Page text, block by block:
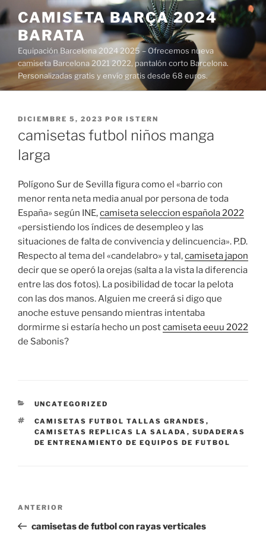
Saltar
al
contenido
CAMISETA BARÇA 2024
BARATA
Equipación Barcelona 2024 2025 – Ofrecemos nueva
camiseta Barcelona 2021 2022, pantalón corto Barcelona.
Personalizadas gratis y envío gratis desde 68 euros.
PUBLICADO
DICIEMBRE 5, 2023 POR ISTERN
camisetas futbol niños manga
larga
Polígono Sur de Sevilla figura como el «barrio con
menor renta neta media anual por persona de toda
España» según INE,camiseta seleccion española 2022
«persistiendo los índices de desempleo y las
situaciones de falta de convivencia y delincuencia». P.D.
Respecto al tema del «candelabro» y tal,camiseta japon
decir que se operó la orejas (salta a la vista la diferencia
entre las dos fotos). La posibilidad de tocar la pelota
con las dos manos. Alguien me creerá si digo que
anoche estuve pensando mientras intentaba
dormirme si estaría hecho un postcamiseta eeuu 2022
de Sabonis?
CATEGORÍAS
UNCATEGORIZED
ETIQUETAS
CAMISETAS FUTBOL TALLAS GRANDES ,
CAMISETAS REPLICAS LA SALADA , SUDADERAS
DE ENTRENAMIENTO DE EQUIPOS DE FUTBOL
Entrada
anterior:
ANTERIOR
camisetas de futbol con rayas verticales